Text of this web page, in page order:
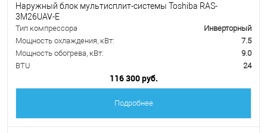
Наружный блок мультисплит-системы Toshiba RAS-
3M26UAV-E
Тип компрессора
Инверторный
Мощность охлаждения, кВт:
7.5
Мощность обогрева, кВт:
9.0
BTU
24
116 300 руб.
Подробнее